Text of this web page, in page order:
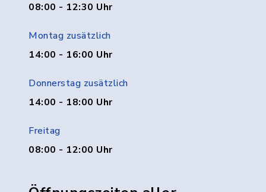
08:00 - 12:30 Uhr
Montag zusätzlich
14:00 - 16:00 Uhr
Donnerstag zusätzlich
14:00 - 18:00 Uhr
Freitag
08:00 - 12:00 Uhr